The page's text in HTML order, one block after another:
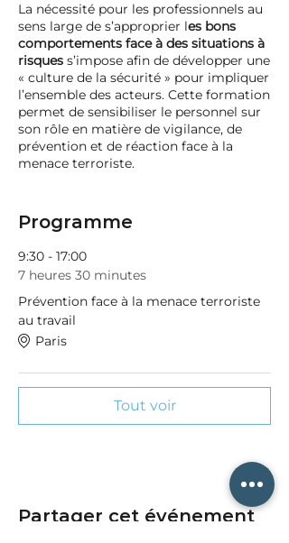
La nécessité pour les professionnels au
sens large de s’approprier les bons
comportements face à des situations à
risques s’impose afin de développer une
« culture de la sécurité » pour impliquer
l’ensemble des acteurs. Cette formation
permet de sensibiliser le personnel sur
son rôle en matière de vigilance, de
prévention et de réaction face à la
menace terroriste.
terroriste dans son
environnement de travail
S’approprier les moyens d’alertes
et les conduites à tenir en cas
d’attaque terroriste
Développer une «
sécurité
Vigilance, Prévention, Réaction
réactions appropriées face à
différents scénarios
Programme
9:30 - 17:00
7 heures 30 minutes
Prévention face à la menace terroriste
au travail
Paris
Tout voir
Partager cet événement